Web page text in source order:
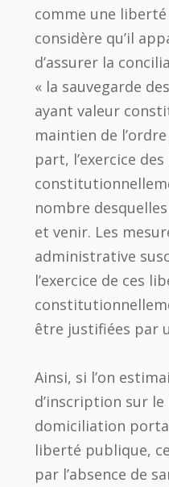
comme une
considère qu’il
d’assurer la
« la sauvegarde
ayant valeur
maintien de
part, l’exercice
nombre
et venir. Les
administrative
l’exercice de ces
être justifiées par
Ainsi, si l’on
d’inscription sur
domiciliation
liberté publique,
par l’absence de